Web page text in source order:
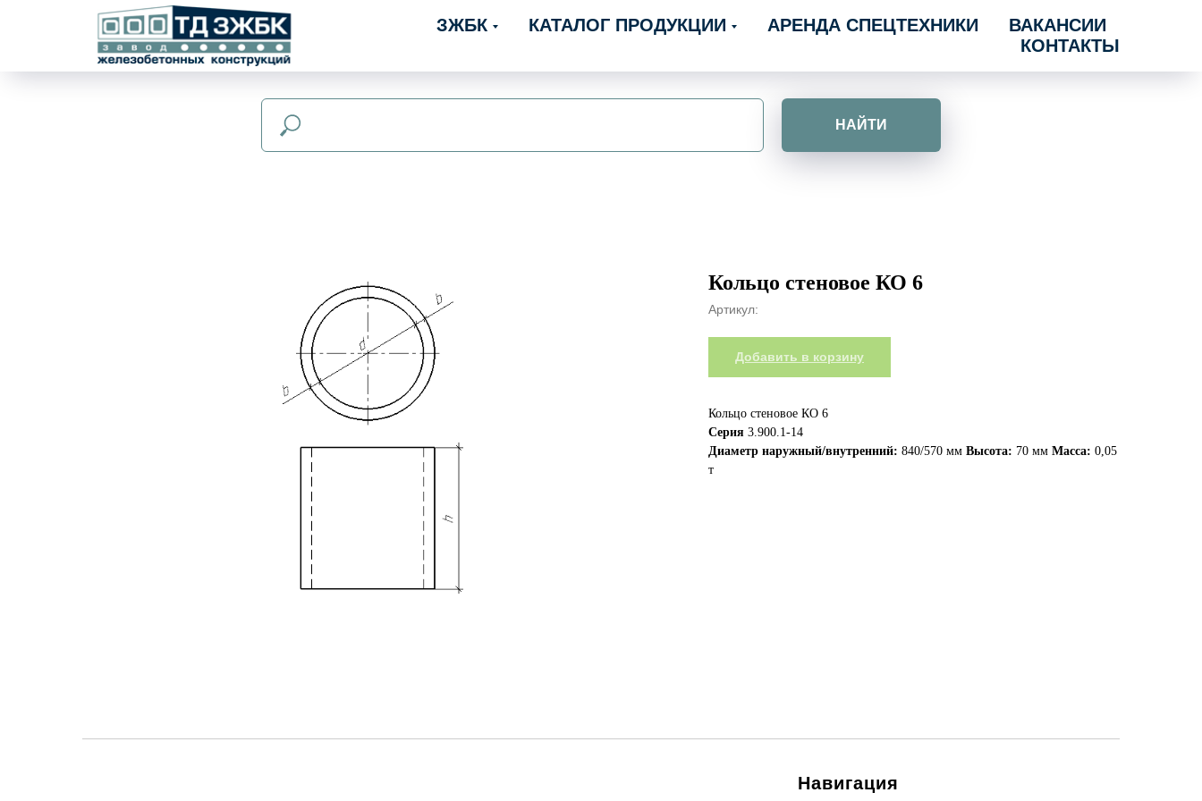
ЗЖБК КАТАЛОГ ПРОДУКЦИИ АРЕНДА СПЕЦТЕХНИКИ
ВАКАНСИИ
КОНТАКТЫ
НАЙТИ
Кольцо стеновое КО 6
Артикул:
Добавить в корзину
Кольцо стеновое КО 6
Серия 3.900.1-14
Диаметр наружный/внутренний: 840/570 мм Высота: 70 мм Масса: 0,05
т
Навигация